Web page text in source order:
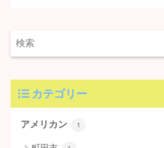
カテゴリー
アメリカン 1